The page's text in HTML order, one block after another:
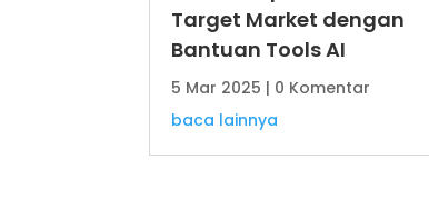
Target Market dengan
Bantuan Tools AI
5 Mar 2025 | 0 Komentar
baca lainnya